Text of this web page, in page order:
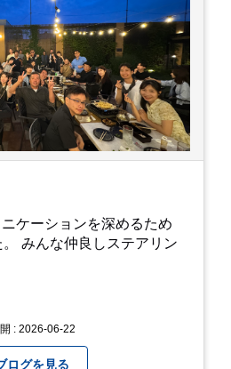
ようでした。 秋にはたくさ
ますが、自然の中で成虫に
しいんだなと 実感しました。
る以上、一所懸命何かをし
と メダカのお池のトンボか
た。
ケーションを深めるため
みんな仲良しステアリン
: 2026-06-22
ログを見る